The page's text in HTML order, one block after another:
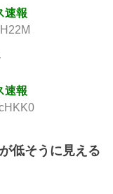
速報
速報
低そうに見える